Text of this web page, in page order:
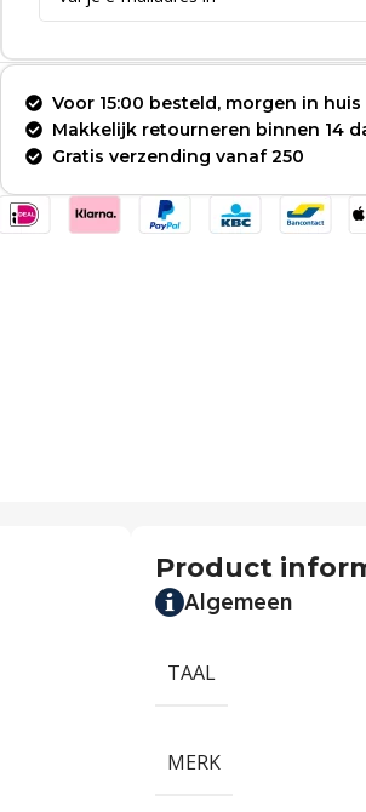
Voor 15:00 besteld, morgen in huis
Makkelijk retourneren binnen 14
Gratis verzending vanaf 250
Product
Algemeen
TAAL
MERK